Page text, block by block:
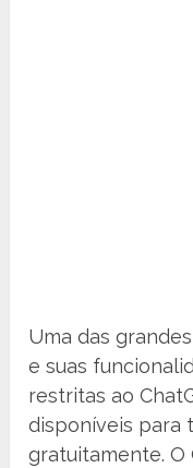
Uma das
e suas
restritas ao
disponíveis para
gratuitamente. O